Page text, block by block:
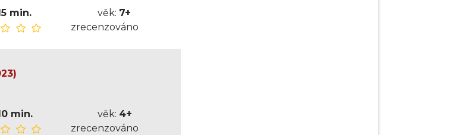
min. věk: 7+
zrecenzováno
min. věk: 4+
zrecenzováno